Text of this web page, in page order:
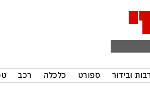
ובידור ספורט כלכלה רכב